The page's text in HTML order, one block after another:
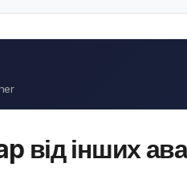
від інших